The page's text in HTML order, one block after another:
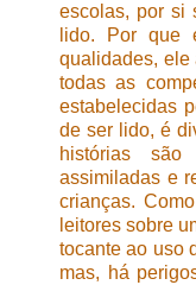
escolas, por si
lido. Por que
qualidades, ele
todas as
estabelecidas
de ser lido, é
histórias
assimiladas e
crianças.
leitores sobre
tocante ao uso
mas, há